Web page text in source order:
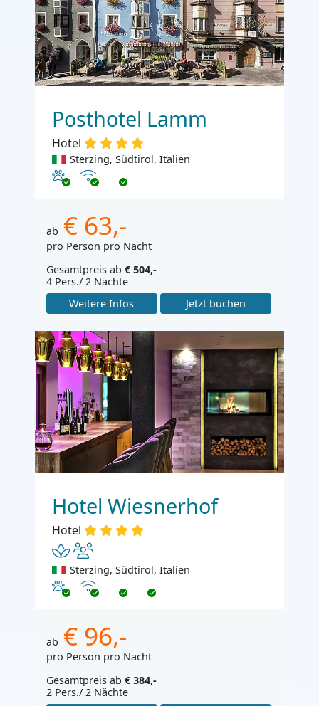
Posthotel Lamm
Hotel
Sterzing, Südtirol, Italien
Haustiere erlaubt
Internet
ab € 63,-
pro Person pro Nacht
Gesamtpreis ab € 504,-
4 Pers./ 2 Nächte
Weitere Infos
Jetzt buchen
Hotel Wiesnerhof
Hotel
Sterzing, Südtirol, Italien
Haustiere erlaubt
Internet
ab € 96,-
pro Person pro Nacht
Gesamtpreis ab € 384,-
2 Pers./ 2 Nächte